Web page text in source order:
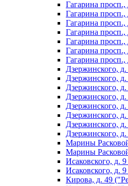
Гагарина
Гагарина
Гагарина
Гагарина
Гагарина
Гагарина
Гагарина
Дзержинского,
Дзержинского,
Дзержинского,
Дзержинского,
Дзержинского,
Дзержинского,
Дзержинского,
Дзержинского,
Марины
Марины
Исаковского, д.
Исаковского, д.
Кирова, д. 49